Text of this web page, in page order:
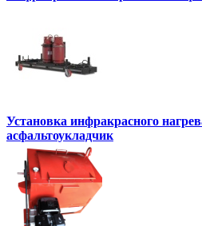
Установка инфракрасного
асфальтоукладчик